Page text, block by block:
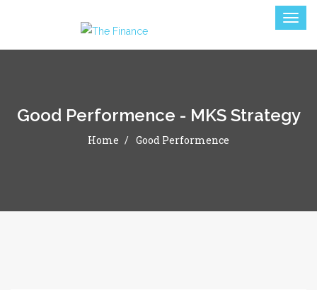
Good Performence - MKS Strategy
Home Good Performence